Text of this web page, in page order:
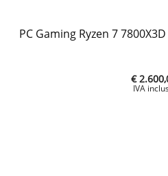
PC Gaming Ryzen 7
€